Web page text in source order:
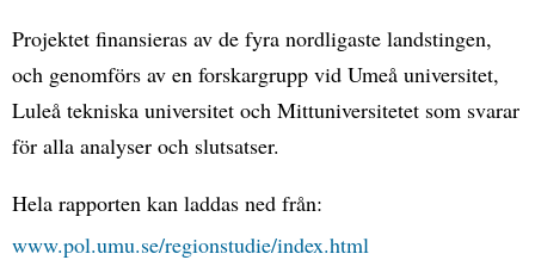
Projektet finansieras av de fyra nordligaste landstingen,
och genomförs av en forskargrupp vid Umeå universitet,
Luleå tekniska universitet och Mittuniversitetet som svarar
för alla analyser och slutsatser.
Hela rapporten kan laddas ned från:
www.pol.umu.se/regionstudie/index.html